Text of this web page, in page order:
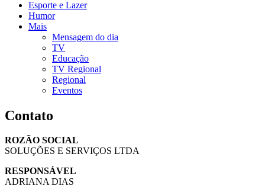
Esporte e Lazer
Humor
Mais
Mensagem do dia
TV
Educação
TV Regional
Regional
Eventos
Contato
ROZÃO SOCIAL
SOLUÇÕES E SERVIÇOS LTDA
RESPONSÁVEL
ADRIANA DIAS